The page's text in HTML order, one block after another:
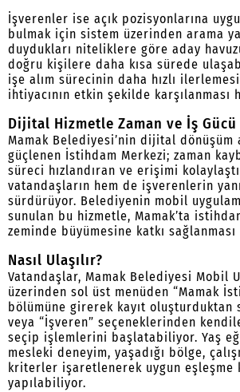
İşverenler ise açık pozisyonlarına
bulmak için sistem üzerinden arama
duydukları niteliklere göre aday
doğru kişilere daha kısa sürede
işe alım sürecinin daha hızlı
ihtiyacının etkin şekilde karşılanması
Dijital Hizmetle Zaman ve İş
Mamak Belediyesi’nin dijital dönüşüm
güçlenen İstihdam Merkezi; zaman
süreci hızlandıran ve erişimi
vatandaşların hem de işverenlerin
sürdürüyor. Belediyenin mobil
sunulan bu hizmetle, Mamak’ta
zeminde büyümesine katkı sağlanması
Nasıl Ulaşılır?
Vatandaşlar, Mamak Belediyesi Mobil
üzerinden sol üst menüden “Mamak
bölümüne girerek kayıt oluşturduktan
veya “İşveren” seçeneklerinden
seçip işlemlerini başlatabiliyor. Yaş
mesleki deneyim, yaşadığı bölge,
kriterler işaretlenerek uygun eşleşme
yapılabiliyor.